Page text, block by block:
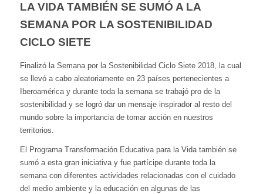
LA VIDA TAMBIÉN SE SUMÓ A LA
SEMANA POR LA SOSTENIBILIDAD
CICLO SIETE
Finalizó la Semana por la Sostenibilidad Ciclo Siete 2018, la cual
se llevó a cabo aleatoriamente en 23 países pertenecientes a
Iberoamérica y durante toda la semana se trabajó pro de la
sostenibilidad y se logró dar un mensaje inspirador al resto del
mundo sobre la importancia de tomar acción en nuestros
territorios.
El Programa Transformación Educativa para la Vida también se
sumó a esta gran iniciativa y fue partícipe durante toda la
semana con diferentes actividades relacionadas con el cuidado
del medio ambiente y la educación en algunas de las